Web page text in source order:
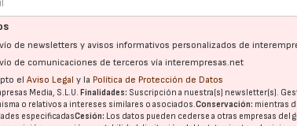
de newsletters y avisos informativos personalizados de
de comunicaciones de terceros vía interempresas.net
elAviso Legal y la Política de Protección de Datos
Media, S.L.U.Finalidades: Suscripción a nuestra(s) newsletter(s).
o relativos a intereses similares o asociados.Conservación: mientras
especificadasCesión: Los datos pueden cederse a otras empresas del